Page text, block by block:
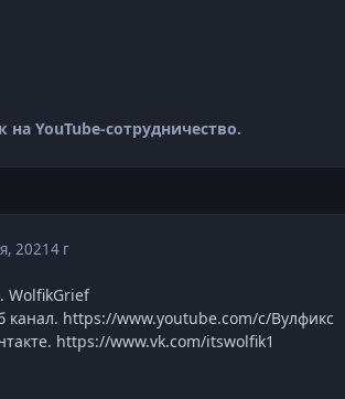
на YouTube-сотрудничество.
20214 г
WolfikGrief
https://www.youtube.com/c/Вулфикс
https://www.vk.com/itswolfik1